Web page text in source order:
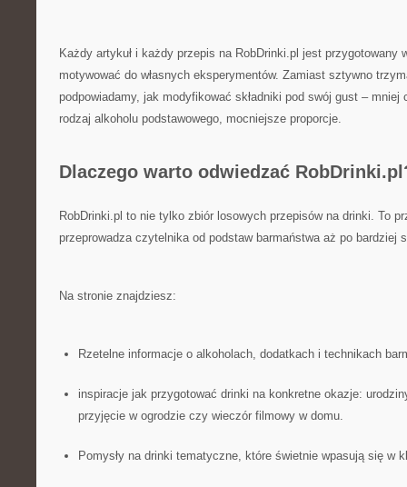
Każdy artykuł i każdy przepis na RobDrinki.pl jest przygotowany
motywować do własnych eksperymentów. Zamiast sztywno
podpowiadamy, jak modyfikować składniki pod swój gust –
rodzaj alkoholu podstawowego, mocniejsze proporcje.
Dlaczego warto odwiedzać
RobDrinki.pl to nie tylko zbiór losowych przepisów na drinki. To
przeprowadza czytelnika od podstaw barmaństwa aż po bardziej
Na stronie znajdziesz:
Rzetelne informacje o alkoholach, dodatkach i technikach
inspiracje jak przygotować drinki na konkretne okazje:
przyjęcie w ogrodzie czy wieczór filmowy w domu.
Pomysły na drinki tematyczne, które świetnie wpasują się w